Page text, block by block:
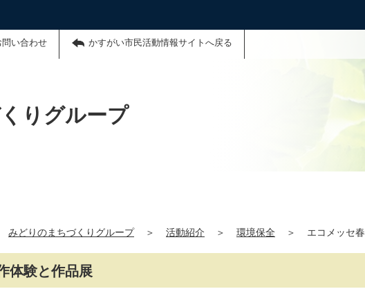
問い合わせ かすがい市民活動情報サイトへ戻る
りグループ
みどりのまちづくりグループ ＞ 活動紹介 ＞ 環境保全 ＞ エコメッセ
体験と作品展